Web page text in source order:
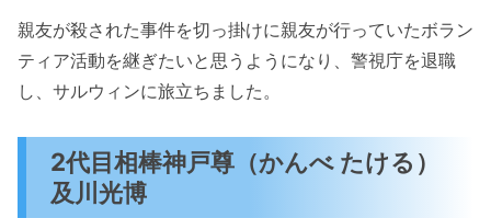
親友が殺された事件を切っ掛けに親友が行っていたボラン
ティア活動を継ぎたいと思うようになり、警視庁を退職
し、サルウィンに旅立ちました。
2代目相棒神戸尊（かんべ たける）
及川光博